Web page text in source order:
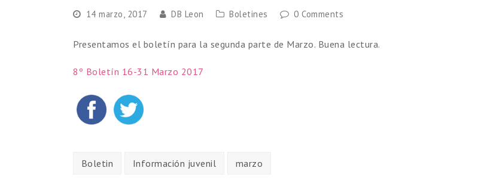
14 marzo, 2017 DB Leon Boletines 0 Comments
Presentamos el boletín para la segunda parte de Marzo. Buena lectura.
8º Boletín 16-31 Marzo 2017
Boletin Información juvenil marzo